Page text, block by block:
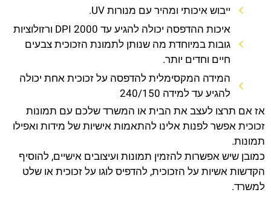
ייבוש איכותי ומהיר עם מנורות UV.
איכות ההדפסה יכולה להגיע עד 2000 DPI ורזולוציות
גובות במיוחדת מה שנותן לתמונת הזכוכית צבעים
חיים וחדים יותר.
המידה המקסימלית להדפסה על זכוכית אחת יכולה
להגיע עד למידה 240/150
אז אם תרצו לעצב את הבית או המשרד שלכם עם תמונות
זכוכית אפשר לפנות אלינו להתאמות אישיות של מידות ואפילו
תמונות.
כמובן שיש אפשרות להזמין תמונות ועיצובים אישיים, להוסיף
הקדשות אשיות על הזכוכית, להדפיס לוגו על זכוכית או שלט
למשרד.